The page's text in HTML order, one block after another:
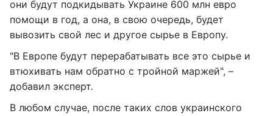
они будут подкидывать Украине 600 млн евро
помощи в год, а она, в свою очередь, будет
вывозить свой лес и другое сырье в Европу.
"В Европе будут перерабатывать все это сырье и
втюхивать нам обратно с тройной маржей", –
добавил эксперт.
В любом случае, после таких слов украинского